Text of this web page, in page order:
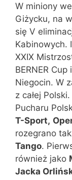
W miniony
Giżycku, na
się V
Kabinowych.
XXIX
BERNER
Niegocin. W
z całej
Pucharu
T-Sport,
rozegrano
Tango.
również jako
Jacka